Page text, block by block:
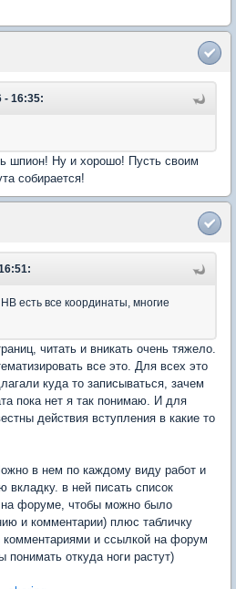
- 16:35:
шпион! Ну и хорошо! Пусть своим
собирается!
есть все координаты, многие
читать и вникать очень тяжело.
все это. Для всех это
куда то записываться, зачем
пока нет я так понимаю. И для
действия вступления в какие то
в нем по каждому виду работ и
вкладку. в ней писать список
форуме, чтобы можно было
и комментарии) плюс табличку
комментариями и ссылкой на форум
понимать откуда ноги растут)